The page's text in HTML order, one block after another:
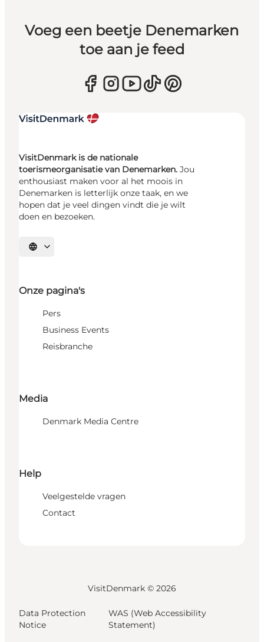
Voeg een beetje Denemarken
toe aan je feed
VisitDenmark is de nationale
toerismeorganisatie van Denemarken. Jou
enthousiast maken voor al het moois in
Denemarken is letterlijk onze taak, en we
hopen dat je veel dingen vindt die je wilt
doen en bezoeken.
Selecteer taal
Onze pagina's
Pers
Business Events
Reisbranche
Media
Denmark Media Centre
Help
Veelgestelde vragen
Contact
VisitDenmark © 2026
Data Protection
Notice
WAS (Web Accessibility
Statement)